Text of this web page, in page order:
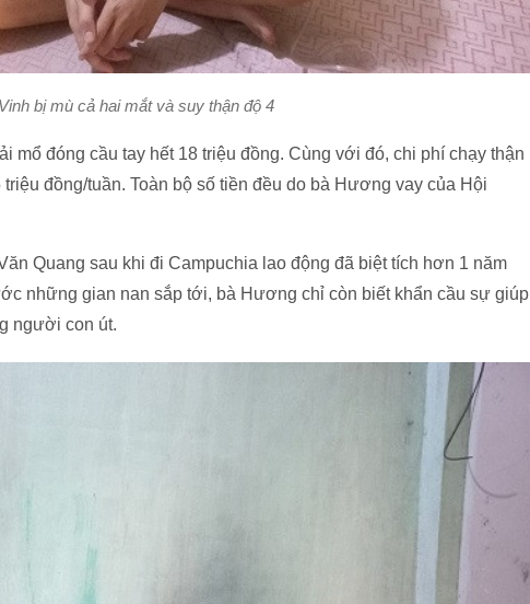
bị mù cả hai mắt và suy thận độ 4
mổ đóng cầu tay hết 18 triệu đồng. Cùng với đó, chi phí chạy thận
đồng/tuần. Toàn bộ số tiền đều do bà Hương vay của Hội
Quang sau khi đi Campuchia lao động đã biệt tích hơn 1 năm
những gian nan sắp tới, bà Hương chỉ còn biết khẩn cầu sự giúp
người con út.